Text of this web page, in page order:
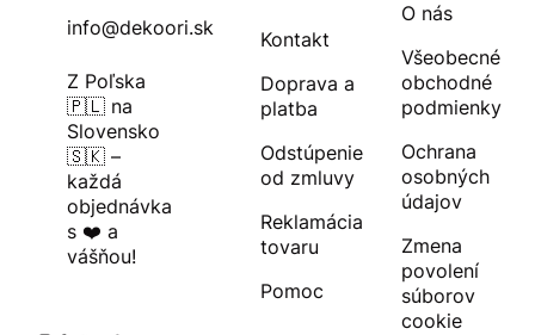
info@dekoori.sk
Z Poľska
🇵🇱 na
Slovensko
🇸🇰 –
každá
objednávka
s ❤️ a
vášňou!
Kontakt
Doprava a
platba
Odstúpenie
od zmluvy
Reklamácia
tovaru
Pomoc
O nás
Všeobecné
obchodné
podmienky
Ochrana
osobných
údajov
Zmena
povolení
súborov
cookie